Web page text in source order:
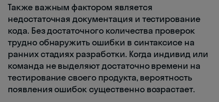
Также важным фактором является
недостаточная документация и тестирование
кода. Без достаточного количества проверок
трудно обнаружить ошибки в синтаксисе на
ранних стадиях разработки. Когда индивид или
команда не выделяют достаточно времени на
тестирование своего продукта, вероятность
появления ошибок существенно возрастает.